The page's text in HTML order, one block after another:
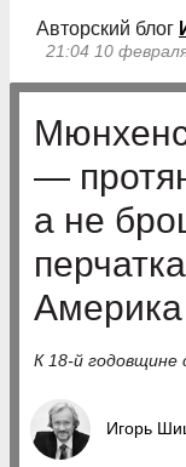
Авторский блог
21:04 10
—
а не
Америка
К 18-й годовщине
Игорь